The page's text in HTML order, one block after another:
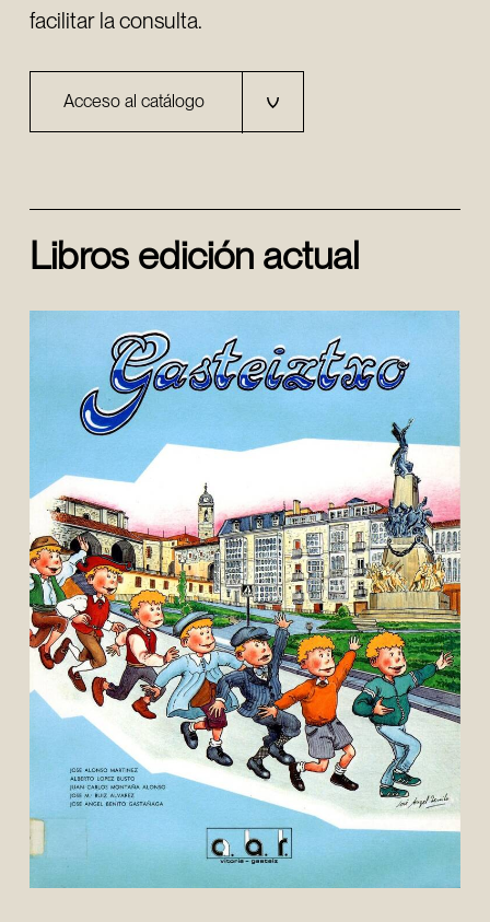
facilitar la consulta.
Acceso al catálogo
Libros edición actual